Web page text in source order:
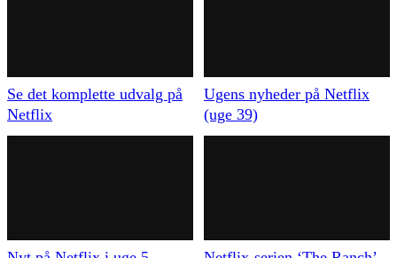
Se det komplette udvalg på
Netflix
Ugens nyheder på Netflix
(uge 39)